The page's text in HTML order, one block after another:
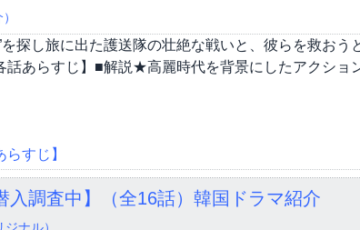
を探し旅に出た護送隊の壮絶な戦いと、彼らを救おう
話あらすじ】■解説★高麗時代を背景にしたアクショ
らすじ】
入調査中】（全16話）韓国ドラマ紹介
ナル）